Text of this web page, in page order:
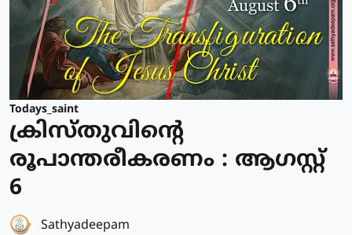
Todays_saint
ക്രിസ്തുവിന്റെ
രൂപാന്തരീകരണം : ആഗസ്റ്റ്
6
Sathyadeepam